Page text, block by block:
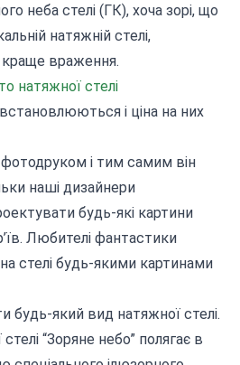
неба стелі (ГК), хоча зорі, що
натяжній стелі,
враження.
натяжної стелі
і ціна на них
і тим самим він
наші дизайнери
будь-які картини
Любителі фантастики
стелі будь-якими картинами
будь-який вид натяжної стелі.
“Зоряне небо” полягає в